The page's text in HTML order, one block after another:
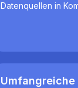
Datenquellen in
Umfangreiche